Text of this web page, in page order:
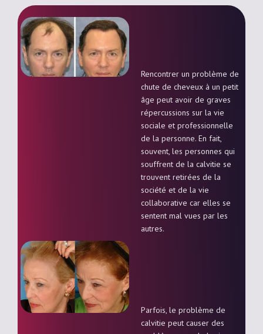
Rencontrer un problème de
chute de cheveux à un petit
âge peut avoir de graves
répercussions sur la vie
sociale et professionnelle
de la personne. En fait,
souvent, les personnes qui
souffrent de la calvitie se
trouvent retirées de la
société et de la vie
collaborative car elles se
sentent mal vues par les
autres.
Parfois, le problème de
calvitie peut causer des